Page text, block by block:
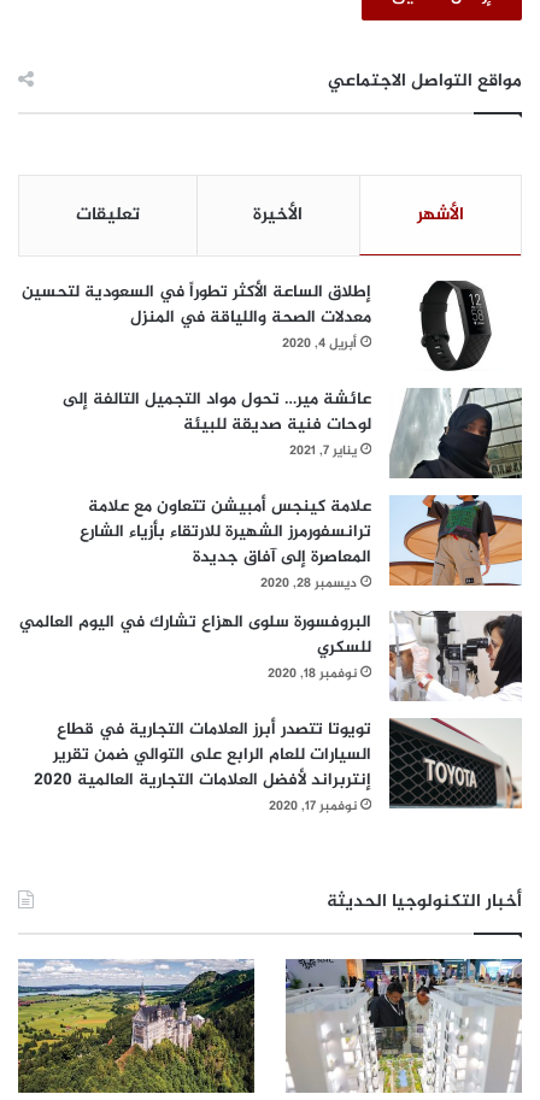
مواقع التواصل الاجتماعي
الأشهر الأخيرة تعليقات
إطلاق الساعة الأكثر تطوراً في السعودية لتحسين
معدلات الصحة واللياقة في المنزل
أبريل 4, 2020
عائشة مير… تحول مواد التجميل التالفة إلى
لوحات فنية صديقة للبيئة
يناير 7, 2021
علامة كينجس أمبيشن تتعاون مع علامة
ترانسفورمرز الشهيرة للارتقاء بأزياء الشارع
المعاصرة إلى آفاق جديدة
ديسمبر 28, 2020
البروفسورة سلوى الهزاع تشارك في اليوم العالمي
للسكري
نوفمبر 18, 2020
تويوتا تتصدر أبرز العلامات التجارية في قطاع
السيارات للعام الرابع على التوالي ضمن تقرير
إنتربراند لأفضل العلامات التجارية العالمية 2020
نوفمبر 17, 2020
أخبار التكنولوجيا الحديثة